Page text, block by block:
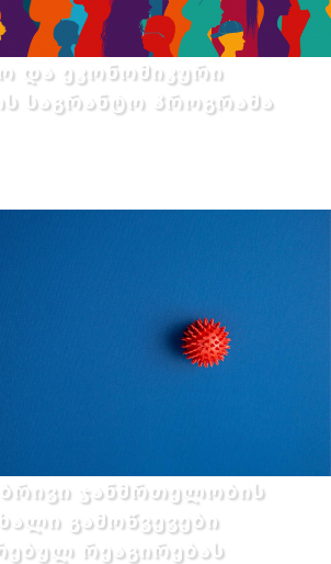
და ეკონომიკური
საგრანტო პროგრამა
ჯანმრთელობის
გამოწვევები
რეაგირებას